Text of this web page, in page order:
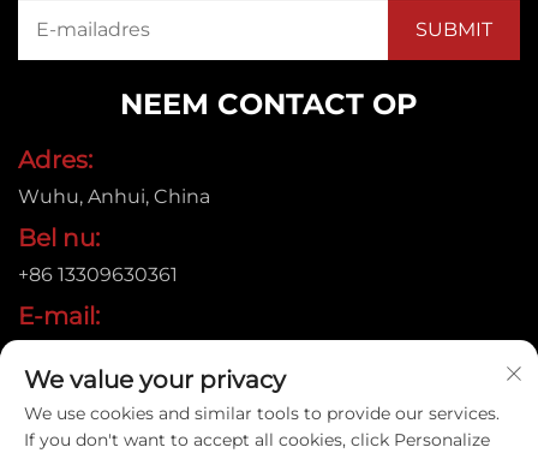
NEEM CONTACT OP
Adres:
Wuhu, Anhui, China
Bel nu:
+86 13309630361
E-mail:
Copyright © 2026 Anhui Jujie Automation Technology
We value your privacy
We use cookies and similar tools to provide our services.
If you don't want to accept all cookies, click Personalize